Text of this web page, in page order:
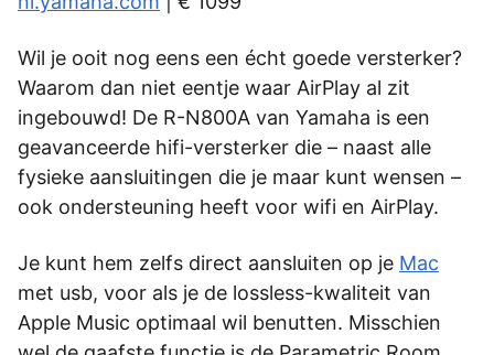
Wil je ooit nog eens een écht goede versterker?
Waarom dan niet eentje waar AirPlay al zit
ingebouwd! De R-N800A van Yamaha is een
geavanceerde hifi-versterker die – naast alle
fysieke aansluitingen die je maar kunt wensen –
ook ondersteuning heeft voor wifi en AirPlay.
Je kunt hem zelfs direct aansluiten op je Mac
met usb, voor als je de lossless-kwaliteit van
Apple Music optimaal wil benutten. Misschien